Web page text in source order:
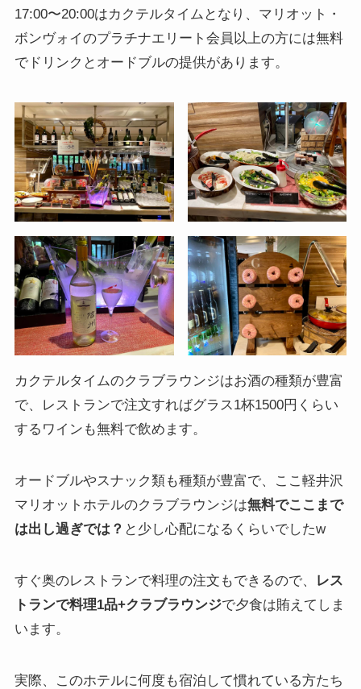
17:00〜20:00はカクテルタイムとなり、マリオット・
ボンヴォイのプラチナエリート会員以上の方には無料
でドリンクとオードブルの提供があります。
カクテルタイムのクラブラウンジはお酒の種類が豊富
で、レストランで注文すればグラス1杯1500円くらい
するワインも無料で飲めます。
オードブルやスナック類も種類が豊富で、ここ軽井沢
マリオットホテルのクラブラウンジは無料でここまで
は出し過ぎでは？ と少し心配になるくらいでしたw
すぐ奥のレストランで料理の注文もできるので、
レス
トランで料理1品+クラブラウンジで夕食は賄えてしま
います。
実際、このホテルに何度も宿泊して慣れている方たち